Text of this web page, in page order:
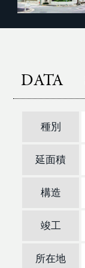
DATA
種別
延面積
構造
竣工
所在地